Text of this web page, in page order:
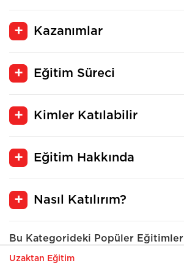
Kazanımlar
Eğitim Süreci
Kimler Katılabilir
Eğitim Hakkında
Nasıl Katılırım?
Bu Kategorideki Popüler Eğitimler
Uzaktan Eğitim